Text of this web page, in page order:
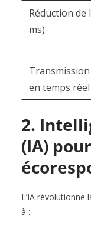
Réduction de
ms)
en temps réel
2.
(IA)
L’IA révolutionne
à :